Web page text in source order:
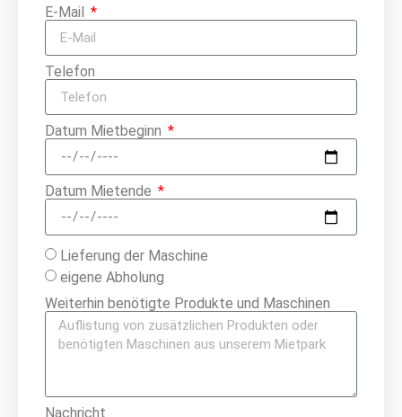
E-Mail
Telefon
Datum Mietbeginn
Datum Mietende
Lieferung der Maschine
eigene Abholung
Weiterhin benötigte Produkte und Maschinen
Nachricht